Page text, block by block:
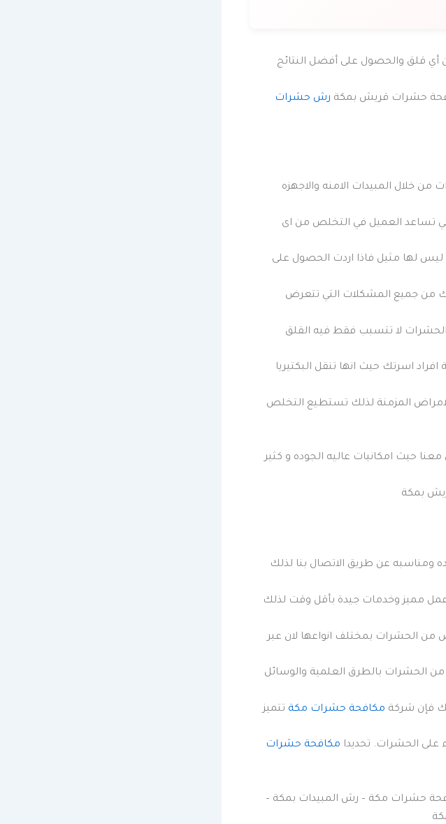
قلق والحصول على أفضل النتائج
حشرات قريش بمكة رش حشرات
من خلال المبيدات الامنه والاجهزه
تساعد العميل في التخلص من اى
ليس لها مثيل فاذا اردت الحصول على
من جميع المشكلات التي تتعرض
الحشرات لا تتسبب فقط فيه القلق
اسرتك حيث انها تنقل البكتيريا
المزمنة لذلك تستطيع التخلص
حيث امكانيات عاليه الجوده و كثير
بمكة
ومناسبه عن طريق الاتصال بنا لذلك
مميز وخدمات جيدة بأقل وقت لذلك
الحشرات بمختلف انواعها لان عبر
من الحشرات بالطرق العلمية والوسائل
فإن شركة مكافحة حشرات مكة تتميز
على الحشرات. تحديدا مكافحة حشرات
حشرات مكة – رش المبيدات بمكة –